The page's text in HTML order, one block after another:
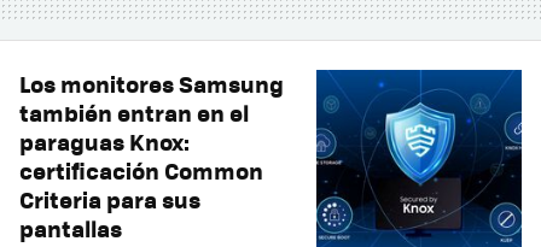
Los monitores Samsung
también entran en el
paraguas Knox:
certificación Common
Criteria para sus
pantallas